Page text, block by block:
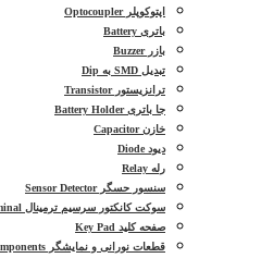
اپتوکوپلر Optocoupler
باتری Battery
بازر Buzzer
تبدیل SMD به Dip
ترانزیستور Transistor
جا باتری Battery Holder
خازن Capacitor
دیود Diode
رله Relay
سنسور حسگر Sensor Detector
سوکت کانکتور سرسیم ترمینال Sucket Connector Terminal
صفحه کلید Key Pad
قطعات نورانی و نمایشگر Light & Display Components